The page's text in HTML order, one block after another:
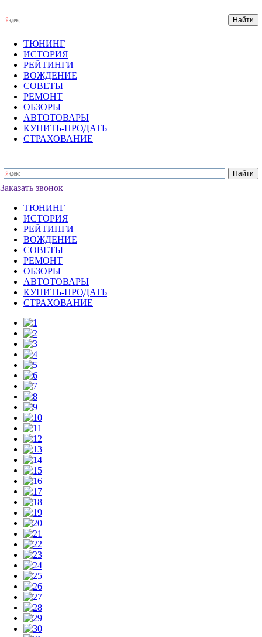
ТЮНИНГ
ИСТОРИЯ
РЕЙТИНГИ
ВОЖДЕНИЕ
СОВЕТЫ
РЕМОНТ
ОБЗОРЫ
АВТОТОВАРЫ
КУПИТЬ-ПРОДАТЬ
СТРАХОВАНИЕ
Заказать звонок
ТЮНИНГ
ИСТОРИЯ
РЕЙТИНГИ
ВОЖДЕНИЕ
СОВЕТЫ
РЕМОНТ
ОБЗОРЫ
АВТОТОВАРЫ
КУПИТЬ-ПРОДАТЬ
СТРАХОВАНИЕ